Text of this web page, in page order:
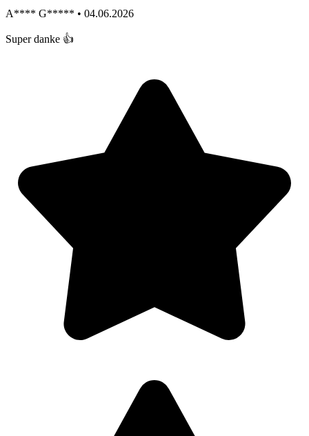
A**** G***** • 04.06.2026
Super danke 👍